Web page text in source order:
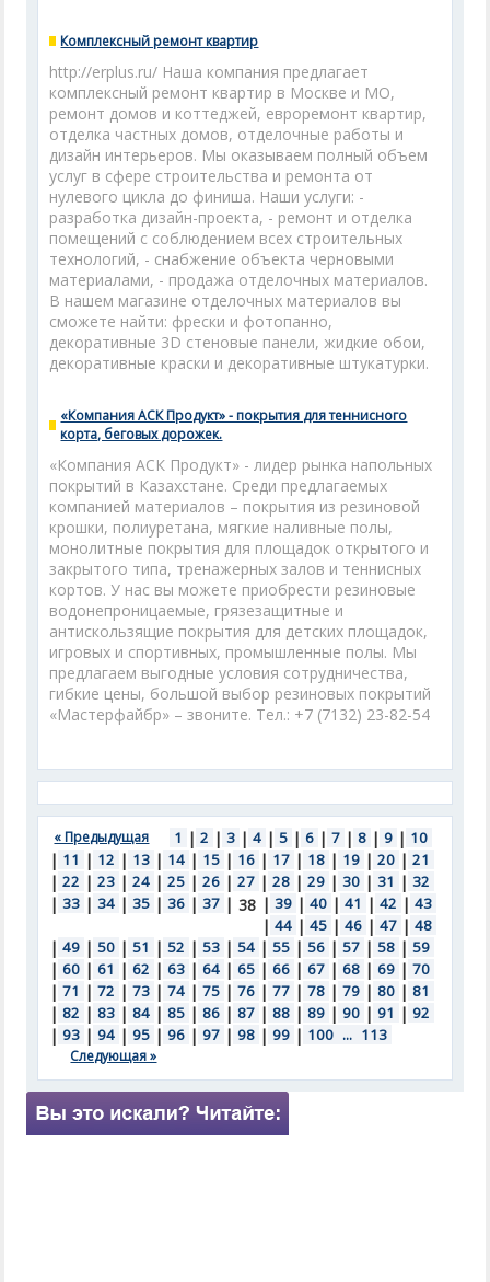
Комплексный ремонт квартир
http://erplus.ru/ Наша компания предлагает
комплексный ремонт квартир в Москве и МО,
ремонт домов и коттеджей, евроремонт квартир,
отделка частных домов, отделочные работы и
дизайн интерьеров. Мы оказываем полный объем
услуг в сфере строительства и ремонта от
нулевого цикла до финиша. Наши услуги: -
разработка дизайн-проекта, - ремонт и отделка
помещений с соблюдением всех строительных
технологий, - снабжение объекта черновыми
материалами, - продажа отделочных материалов.
В нашем магазине отделочных материалов вы
сможете найти: фрески и фотопанно,
декоративные 3D стеновые панели, жидкие обои,
декоративные краски и декоративные штукатурки.
«Компания АСК Продукт» - покрытия для теннисного
корта, беговых дорожек.
«Компания АСК Продукт» - лидер рынка напольных
покрытий в Казахстане. Среди предлагаемых
компанией материалов – покрытия из резиновой
крошки, полиуретана, мягкие наливные полы,
монолитные покрытия для площадок открытого и
закрытого типа, тренажерных залов и теннисных
кортов. У нас вы можете приобрести резиновые
водонепроницаемые, грязезащитные и
антискользящие покрытия для детских площадок,
игровых и спортивных, промышленные полы. Мы
предлагаем выгодные условия сотрудничества,
гибкие цены, большой выбор резиновых покрытий
«Мастерфайбр» – звоните. Тел.: +7 (7132) 23-82-54
« Предыдущая 1 | 2 | 3 | 4 | 5 | 6 | 7 | 8 | 9 | 10
| 11 | 12 | 13 | 14 | 15 | 16 | 17 | 18 | 19 | 20 | 21
| 22 | 23 | 24 | 25 | 26 | 27 | 28 | 29 | 30 | 31 | 32
| 33 | 34 | 35 | 36 | 37 | 38 | 39 | 40 | 41 | 42 | 43
| 44 | 45 | 46 | 47 | 48
| 49 | 50 | 51 | 52 | 53 | 54 | 55 | 56 | 57 | 58 | 59
| 60 | 61 | 62 | 63 | 64 | 65 | 66 | 67 | 68 | 69 | 70
| 71 | 72 | 73 | 74 | 75 | 76 | 77 | 78 | 79 | 80 | 81
| 82 | 83 | 84 | 85 | 86 | 87 | 88 | 89 | 90 | 91 | 92
| 93 | 94 | 95 | 96 | 97 | 98 | 99 | 100 ... 113
Следующая »